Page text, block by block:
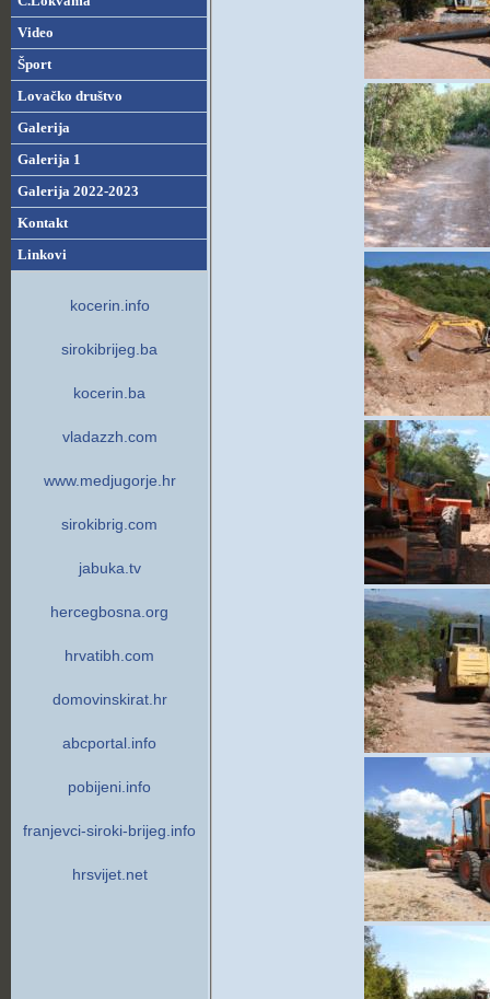
Video
Šport
Lovačko društvo
Galerija
Galerija 1
Galerija 2022-2023
Kontakt
Linkovi
kocerin.info
sirokibrijeg.ba
kocerin.ba
vladazzh.com
www.medjugorje.hr
sirokibrig.com
jabuka.tv
hercegbosna.org
hrvatibh.com
domovinskirat.hr
abcportal.info
pobijeni.info
franjevci-siroki-brijeg.info
hrsvijet.net